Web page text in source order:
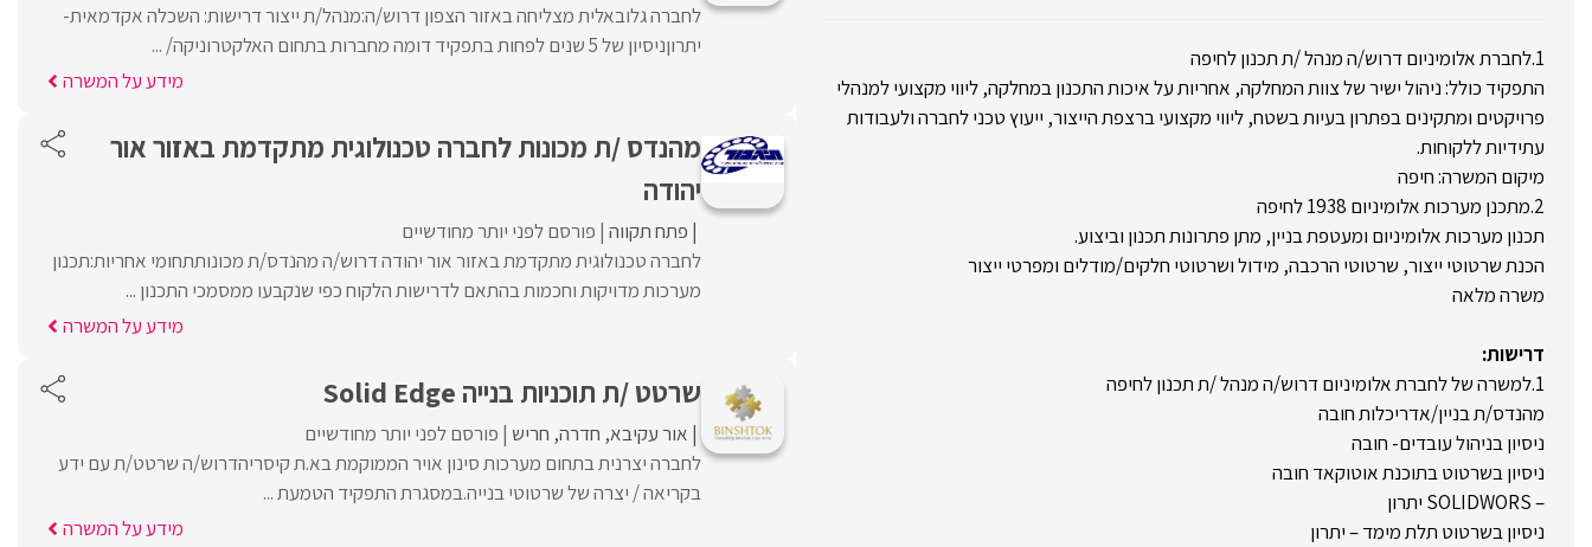
1.לחברת אלומיניום דרוש/ה מנהל /ת תכנון לחיפה
התפקיד כולל: ניהול ישיר של צוות המחלקה, אחריות על איכות התכנון במחלקה, ליווי מקצועי למנהלי
פרויקטים ומתקינים בפתרון בעיות בשטח, ליווי מקצועי ברצפת הייצור, ייעוץ טכני לחברה ולעבודות
עתידיות ללקוחות.
מיקום המשרה: חיפה
2.מתכנן מערכות אלומיניום 1938 לחיפה
תכנון מערכות אלומיניום ומעטפת בניין, מתן פתרונות תכנון וביצוע.
הכנת שרטוטי ייצור, שרטוטי הרכבה, מידול ושרטוטי חלקים/מודלים ומפרטי ייצור
משרה מלאה
דרישות:
1.למשרה של לחברת אלומיניום דרוש/ה מנהל /ת תכנון לחיפה
מהנדס/ת בניין/אדריכלות חובה
ניסיון בניהול עובדים- חובה
ניסיון בשרטוט בתוכנת אוטוקאד חובה
– SOLIDWORS יתרון
ניסיון בשרטוט תלת מימד – יתרון
לחברה גלובאלית מצליחה באזור הצפון דרוש/ה:מנהל/ת ייצור דרישות: השכלה אקדמאית-
יתרוןניסיון של 5 שנים לפחות בתפקיד דומה מחברות בתחום האלקטרוניקה/ ...
מידע על המשרה
מהנדס /ת מכונות לחברה טכנולוגית מתקדמת באזור אור
יהודה
פתח תקווה פורסם לפני יותר מחודשיים
לחברה טכנולוגית מתקדמת באזור אור יהודה דרוש/ה מהנדס/ת מכונותתחומי אחריות:תכנון
מערכות מדויקות וחכמות בהתאם לדרישות הלקוח כפי שנקבעו ממסמכי התכנון ...
מידע על המשרה
שרטט /ת תוכניות בנייה Solid Edge
אור עקיבא חדרה חריש פורסם לפני יותר מחודשיים
לחברה יצרנית בתחום מערכות סינון אויר הממוקמת בא.ת קיסריהדרוש/ה שרטט/ת עם ידע
בקריאה / יצרה של שרטוטי בנייה.במסגרת התפקיד הטמעת ...
מידע על המשרה